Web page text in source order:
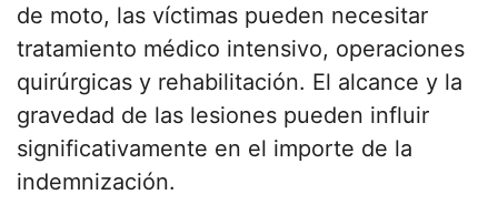
de moto, las víctimas pueden necesitar
tratamiento médico intensivo, operaciones
quirúrgicas y rehabilitación. El alcance y la
gravedad de las lesiones pueden influir
significativamente en el importe de la
indemnización.